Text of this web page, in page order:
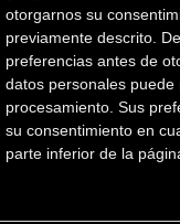
otorgarnos su
previamente descrito.
preferencias antes de
datos personales
procesamiento. Sus
su consentimiento en
parte inferior de la